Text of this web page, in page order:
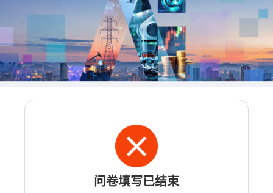
问卷填写已结束